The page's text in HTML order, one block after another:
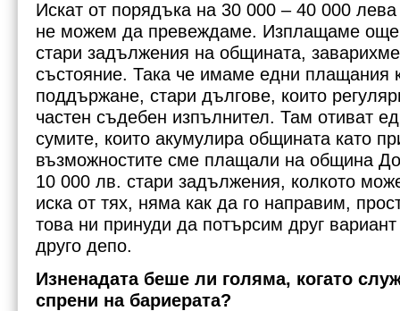
Искат от порядъка на 30 000 – 40 000
не можем да превеждаме. Изплащаме още
стари задължения на общината,
състояние. Така че имаме едни
поддържане, стари дългове, които
частен съдебен изпълнител. Там отиват
сумите, които акумулира общината като
възможностите сме плащали на община
10 000 лв. стари задължения, колкото
иска от тях, няма как да го направим,
това ни принуди да потърсим друг
друго депо.
Изненадата беше ли голяма, когато
спрени на бариерата?